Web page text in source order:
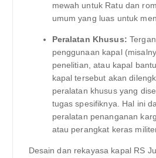
mewah untuk Ratu dan
umum yang luas untuk
Peralatan Khusus:
penggunaan kapal
penelitian, atau kapal
kapal tersebut akan
peralatan khusus yang
tugas spesifiknya. Hal ini
peralatan penanganan
atau perangkat keras
Desain dan rekayasa kapal RS